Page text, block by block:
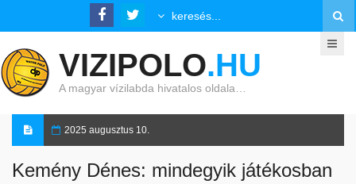
VIZIPOLO.HU
A magyar vízilabda hivatalos oldala…
2025 augusztus 10.
Kemény Dénes: mindegyik játékosban